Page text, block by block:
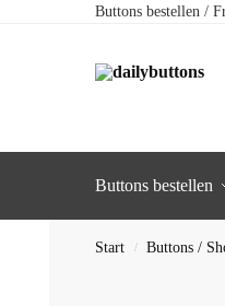
Buttons bestellen /
Buttons bestellen
Start / Buttons /